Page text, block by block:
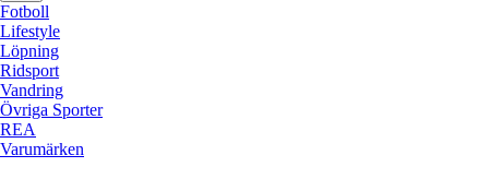
Fotboll
Lifestyle
Löpning
Ridsport
Vandring
Övriga Sporter
REA
Varumärken